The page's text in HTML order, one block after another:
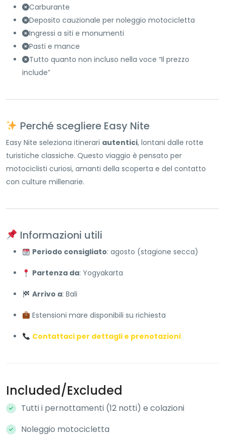
Carburante
Deposito cauzionale per noleggio motocicletta
Ingressi a siti e monumenti
Pasti e mance
Tutto quanto non incluso nella voce “Il prezzo
include”
Perché scegliere Easy Nite
Easy Nite seleziona itinerari autentici, lontani dalle rotte
turistiche classiche. Questo viaggio è pensato per
motociclisti curiosi, amanti della scoperta e del contatto
con culture millenarie.
Informazioni utili
Periodo consigliato: agosto (stagione secca)
Partenza da: Yogyakarta
Arrivo a: Bali
Estensioni mare disponibili su richiesta
Contattaci per dettagli e prenotazioni
Included/Excluded
Tutti i pernottamenti (12 notti) e colazioni
Noleggio motocicletta